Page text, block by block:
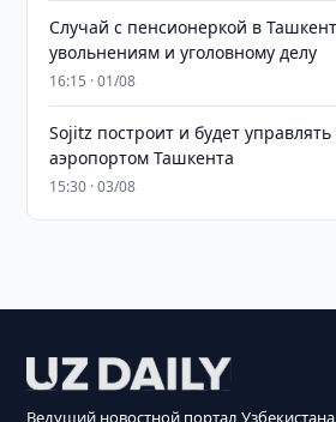
Случай с пенсионеркой в
увольнениям и уголовному делу
16:15 · 01/08
Sojitz построит и будет
аэропортом Ташкента
15:30 · 03/08
Ведущий новостной портал